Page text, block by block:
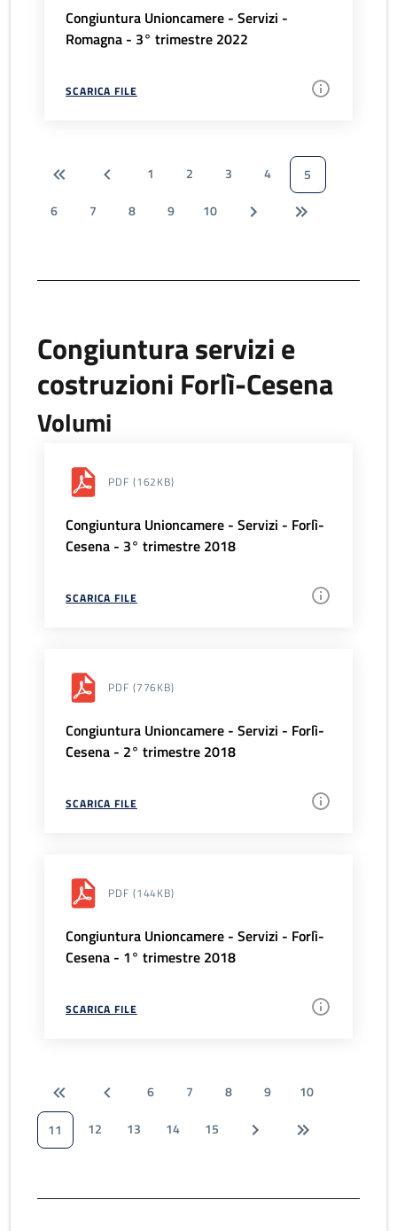
Congiuntura Unioncamere - Servizi -
Romagna - 3° trimestre 2022
SCARICA FILE
1 2 3 4
5
6
7 8 9 10
Congiuntura servizi e
costruzioni Forlì-Cesena
Volumi
PDF (162KB)
Congiuntura Unioncamere - Servizi - Forlì-
Cesena - 3° trimestre 2018
SCARICA FILE
PDF (776KB)
Congiuntura Unioncamere - Servizi - Forlì-
Cesena - 2° trimestre 2018
SCARICA FILE
PDF (144KB)
Congiuntura Unioncamere - Servizi - Forlì-
Cesena - 1° trimestre 2018
SCARICA FILE
6 7 8 9
10
11
12 13 14 15